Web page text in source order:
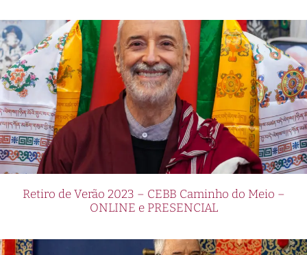
Retiro de Verão 2023 – CEBB Caminho do Meio –
ONLINE e PRESENCIAL